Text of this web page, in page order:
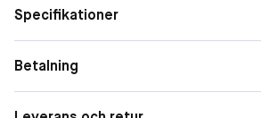
• Återupplivar huden
Specifikationer
Betalning